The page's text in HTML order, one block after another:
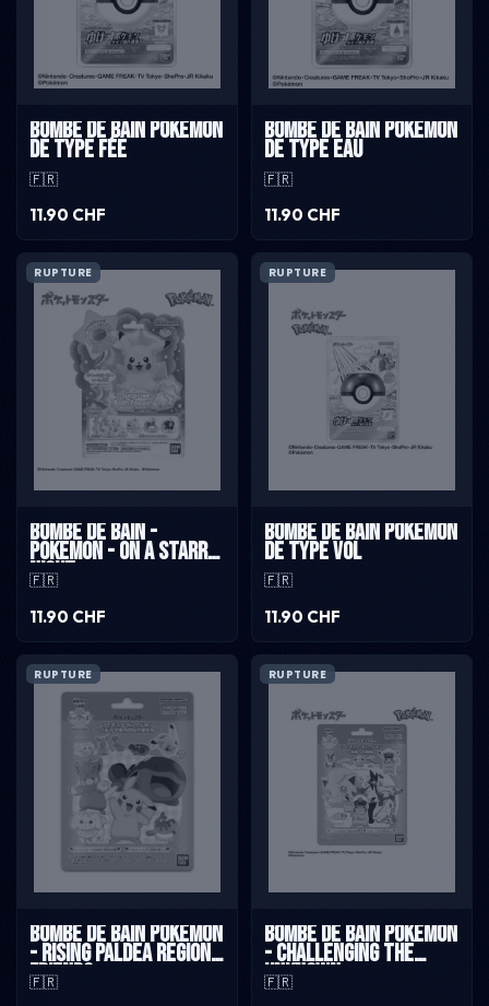
Bombe de bain pokémon
de type fée
🇫🇷
11.90 CHF
Bombe de bain pokémon
de type eau
🇫🇷
11.90 CHF
RUPTURE
Bombe de Bain -
Pokemon - On a starry
night
🇫🇷
11.90 CHF
RUPTURE
Bombe de bain pokémon
de type vol
🇫🇷
11.90 CHF
RUPTURE
Bombe de bain pokémon
- Rising Paldea Region
Friends
🇫🇷
RUPTURE
Bombe de bain pokémon
- Challenging The
Unknown
🇫🇷